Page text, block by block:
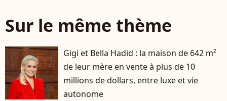
Sur le même thème
Gigi et Bella Hadid : la maison de 642 m²
de leur mère en vente à plus de 10
millions de dollars, entre luxe et vie
autonome